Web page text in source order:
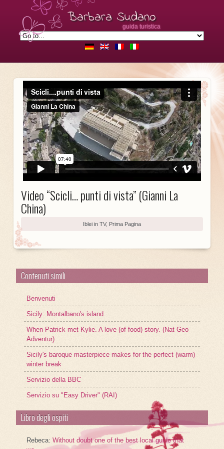
Barbara Sudano
guida turistica
Video “Scicli… punti di vista” (Gianni La
China)
Iblei in TV, Prima Pagina
Contenuti simili
Benvenuti
Sicily: Montalbano's island
When Patrick met Kylie. A love (of food) story. (Nat Geo
Adventur)
Sicily's baroque masterpiece makes for the perfect (warm)
winter break
Servizio della BBC
Servizio su "Easy Driver" (RAI)
Libro degli ospiti
Rebeca:Without doubt one of the best local guide that